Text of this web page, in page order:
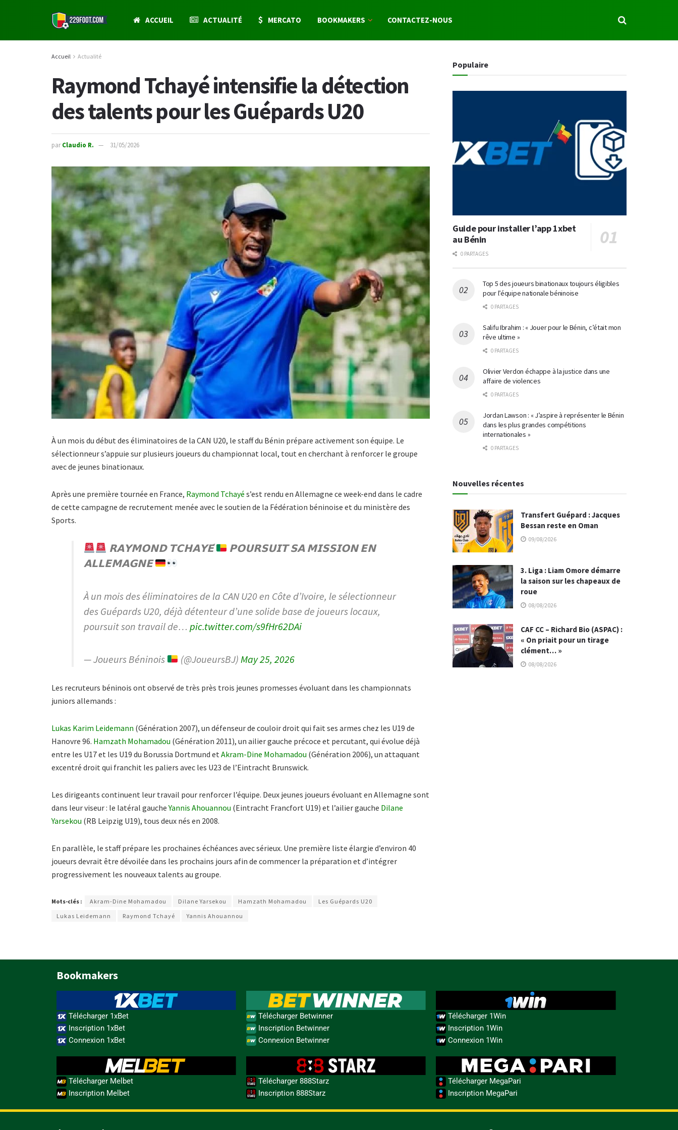
ACCUEIL ACTUALITÉ MERCATO BOOKMAKERS CONTACTEZ-NOUS
Accueil Actualité
Raymond Tchayé intensifie la détection
des talents pour les Guépards U20
par Claudio R. 31/05/2026
À un mois du début des éliminatoires de la CAN U20, le staff du Bénin prépare activement son équipe. Le
sélectionneur s’appuie sur plusieurs joueurs du championnat local, tout en cherchant à renforcer le groupe
avec de jeunes binationaux.
Après une première tournée en France, Raymond Tchayé s’est rendu en Allemagne ce week-end dans le cadre
de cette campagne de recrutement menée avec le soutien de la Fédération béninoise et du ministère des
Sports.
𝗥𝗔𝗬𝗠𝗢𝗡𝗗 𝗧𝗖𝗛𝗔𝗬𝗘́
𝗣𝗢𝗨𝗥𝗦𝗨𝗜𝗧 𝗦𝗔 𝗠𝗜𝗦𝗦𝗜𝗢𝗡 𝗘𝗡
𝗔𝗟𝗟𝗘𝗠𝗔𝗚𝗡𝗘
À un mois des éliminatoires de la CAN U20 en Côte d’Ivoire, le sélectionneur
des Guépards U20, déjà détenteur d’une solide base de joueurs locaux,
poursuit son travail de… pic.twitter.com/s9fHr62DAi
— Joueurs Béninois (@JoueursBJ) May 25, 2026
Les recruteurs béninois ont observé de très près trois jeunes promesses évoluant dans les championnats
juniors allemands :
Lukas Karim Leidemann (Génération 2007), un défenseur de couloir droit qui fait ses armes chez les U19 de
Hanovre 96. Hamzath Mohamadou (Génération 2011), un ailier gauche précoce et percutant, qui évolue déjà
entre les U17 et les U19 du Borussia Dortmund etAkram-Dine Mohamadou (Génération 2006), un attaquant
excentré droit qui franchit les paliers avec les U23 de l’Eintracht Brunswick.
Les dirigeants continuent leur travail pour renforcer l’équipe. Deux jeunes joueurs évoluant en Allemagne sont
dans leur viseur : le latéral gaucheYannis Ahouannou (Eintracht Francfort U19) et l’ailier gauche Dilane
Yarsekou (RB Leipzig U19), tous deux nés en 2008.
En parallèle, le staff prépare les prochaines échéances avec sérieux. Une première liste élargie d’environ 40
joueurs devrait être dévoilée dans les prochains jours afin de commencer la préparation et d’intégrer
progressivement les nouveaux talents au groupe.
Mots-clés : Akram-Dine Mohamadou Dilane Yarsekou Hamzath Mohamadou
Les Guépards U20
Lukas Leidemann
Raymond Tchayé Yannis Ahouannou
Populaire
Guide pour installer l’app 1xbet
au Bénin
0 PARTAGES
Top 5 des joueurs binationaux toujours éligibles
pour l’équipe nationale béninoise
0 PARTAGES
Salifu Ibrahim : « Jouer pour le Bénin, c’était mon
rêve ultime »
0 PARTAGES
Olivier Verdon échappe à la justice dans une
affaire de violences
0 PARTAGES
Jordan Lawson : « J’aspire à représenter le Bénin
dans les plus grandes compétitions
internationales »
0 PARTAGES
Nouvelles récentes
Transfert Guépard : Jacques
Bessan reste en Oman
09/08/2026
3. Liga : Liam Omore démarre
la saison sur les chapeaux de
roue
08/08/2026
CAF CC – Richard Bio (ASPAC) :
« On priait pour un tirage
clément… »
08/08/2026
Bookmakers
Télécharger 1xBet
Inscription 1xBet
Connexion 1xBet
Télécharger Betwinner
Inscription Betwinner
Connexion Betwinner
Télécharger 1Win
Inscription 1Win
Connexion 1Win
Télécharger Melbet
Inscription Melbet
Télécharger 888Starz
Inscription 888Starz
Télécharger MegaPari
Inscription MegaPari